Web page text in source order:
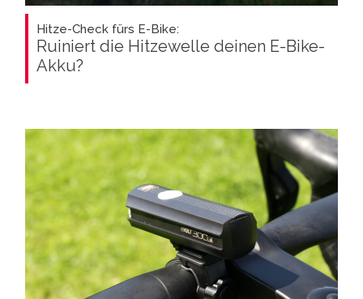
Hitze-Check fürs E-Bike:
Ruiniert die Hitzewelle deinen E-Bike-
Akku?